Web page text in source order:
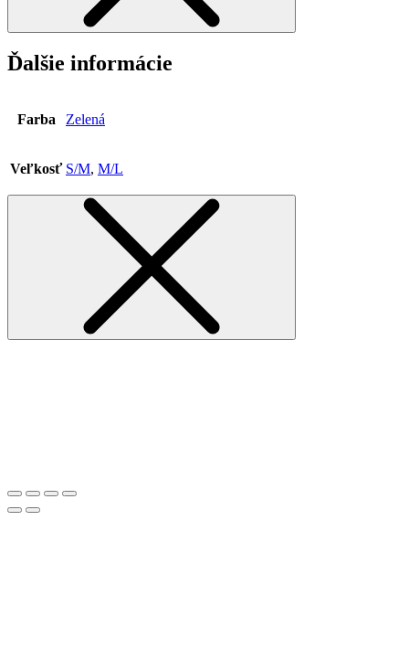
Ďalšie informácie
Farba Zelená
Veľkosť S/M, M/L